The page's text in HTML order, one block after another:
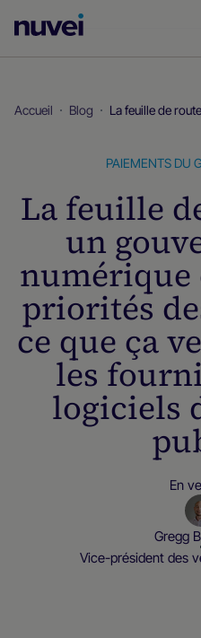
d’accueil
Accueil Blog
PAIEMENTS DU
La feuille
un
numérique
priorités
ce que ça
les
logiciels
En
Gregg
Vice-président des